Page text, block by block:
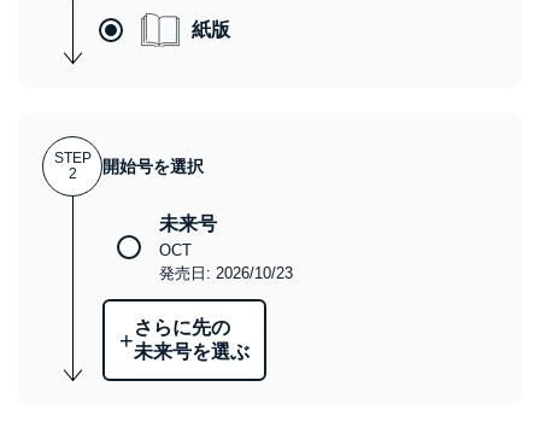
紙版
STEP
2
開始号を選択
未来号
OCT
発売日: 2026/10/23
+さらに先の
未来号を選ぶ